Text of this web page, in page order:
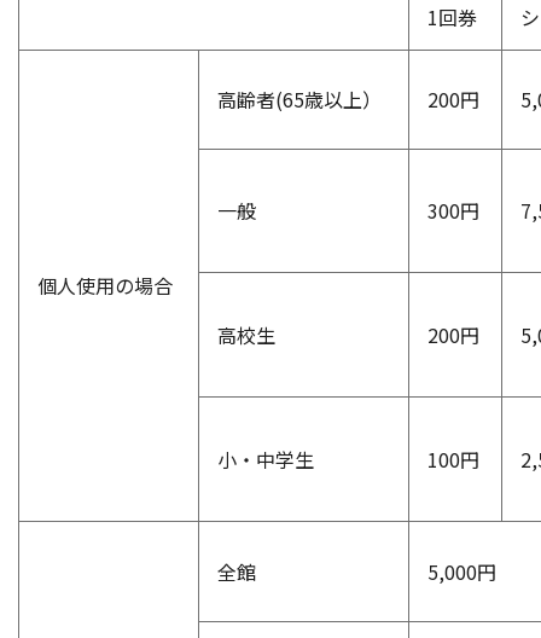
1回券
個人使用の場合
高齢者(65歳以上） 200円
一般 300円
高校生 200円
小・中学生 100円
全館 5,000円